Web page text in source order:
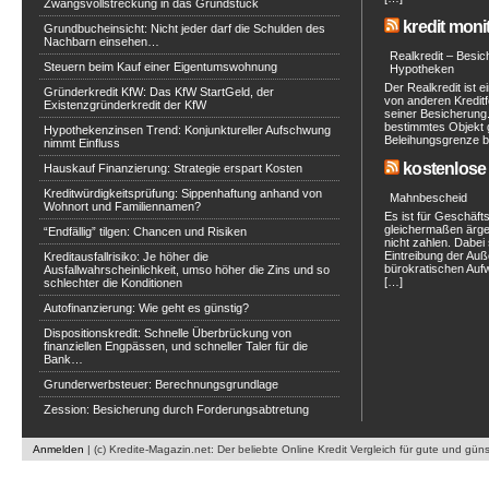
Zwangsvollstreckung in das Grundstück
Grundbucheinsicht: Nicht jeder darf die Schulden des
Nachbarn einsehen…
Steuern beim Kauf einer Eigentumswohnung
Gründerkredit KfW: Das KfW StartGeld, der
Existenzgründerkredit der KfW
Hypothekenzinsen Trend: Konjunktureller Aufschwung
nimmt Einfluss
Hauskauf Finanzierung: Strategie erspart Kosten
Kreditwürdigkeitsprüfung: Sippenhaftung anhand von
Wohnort und Familiennamen?
“Endfällig” tilgen: Chancen und Risiken
Kreditausfallrisiko: Je höher die
Ausfallwahrscheinlichkeit, umso höher die Zins und so
schlechter die Konditionen
Autofinanzierung: Wie geht es günstig?
Dispositionskredit: Schnelle Überbrückung von
finanziellen Engpässen, und schneller Taler für die
Bank…
Grunderwerbsteuer: Berechnungsgrundlage
Zession: Besicherung durch Forderungsabtretung
kredit
Realkredit –
Hypotheken
Der Realkredit ist
von anderen
seiner
bestimmtes Objekt
Beleihungsgrenze
Mahnbescheid
Es ist für
gleichermaßen
nicht zahlen. Dabei
Eintreibung der
bürokratischen
[…]
Anmelden | (c) Kredite-Magazin.net: Der beliebte Online Kredit Vergleich für gute und